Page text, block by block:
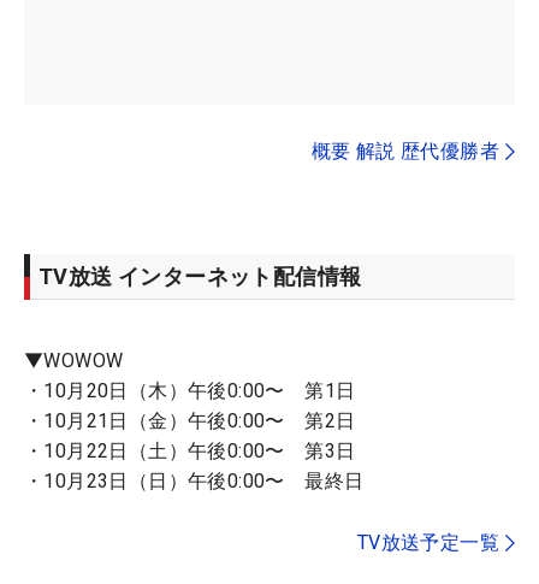
概要 解説 歴代優勝者
TV放送 インターネット配信情報
▼WOWOW
・10月20日（木）午後0:00〜 第1日
・10月21日（金）午後0:00〜 第2日
・10月22日（土）午後0:00〜 第3日
・10月23日（日）午後0:00〜 最終日
TV放送予定一覧